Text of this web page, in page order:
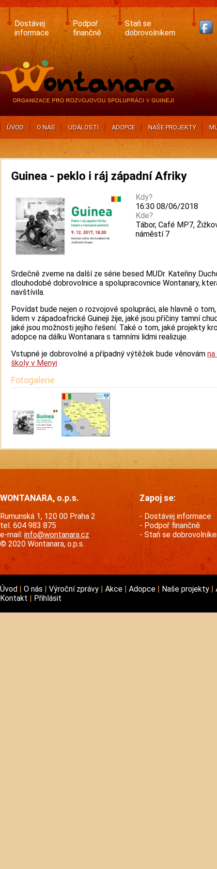
Skip
main
content
Dostávej
informace
Podpoř
finančně
Staň se
dobrovolníkem
ÚVOD O NÁS UDÁLOSTI ADOPCE NAŠE PROJEKTY
Guinea - peklo i ráj západní Afriky
Kdy?
16:30 08/06/2018
Kde?
Tábor, Café MP7,
náměstí 7
Srdečně zveme na další ze série besed MUDr. Kateřiny
dlouhodobé dobrovolnice a spolupracovnice Wontanary,
navštívila.
Povídat bude nejen o rozvojové spolupráci, ale hlavně o
lidem v západoafrické Guineji žije, jaké jsou příčiny tamní
jaké jsou možnosti jejího řešení. Také o tom, jaké projekty
adopce na dálku Wontanara s tamními lidmi realizuje.
Vstupné je dobrovolné a případný výtěžek bude věnovám
školy v Menyi
Fotogalerie
WONTANARA, o.p.s.
Rumunská 1, 120 00 Praha 2
tel. 604 983 875
e-mail: info@wontanara.cz
© 2020 Wontanara, o.p.s.
Zapoj se:
Dostávej informace
Podpoř finančně
Staň se
Úvod O nás Výroční zprávy Akce Adopce Naše projekty
Kontakt
Přihlásit